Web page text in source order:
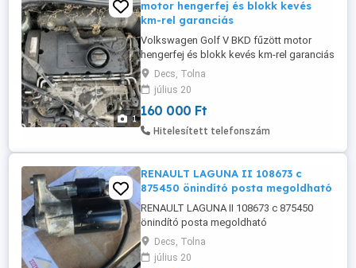
1
motor hengerfej és blokk kevés
km-rel garanciás
Volkswagen Golf V BKD fűzött motor
hengerfej és blokk kevés km-rel garanciás
beszerelési garancia posta megoldható
Decs, Tolna
július 20
160 000 Ft
Hitelesített telefonszám
RENAULT LAGUNA II 108673 c
875450 önindító posta megoldható
RENAULT LAGUNA II 108673 c 875450
önindító posta megoldható
Decs, Tolna
július 20